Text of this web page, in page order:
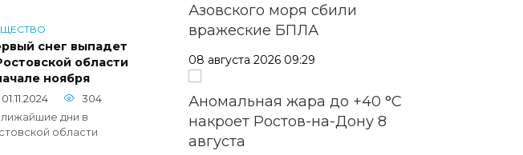
снег выпадет
области
ноября
01.11.2024
304
дни в
области
Азовского моря сбили
вражеские БПЛА
08 августа 2026 09:29
Аномальная жара до +40 °C
накроет Ростов-на-Дону 8
августа